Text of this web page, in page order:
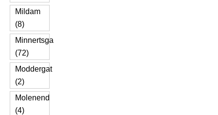
Mildam
(8)
Minnertsga
(72)
Moddergat
(2)
Molenend
(4)